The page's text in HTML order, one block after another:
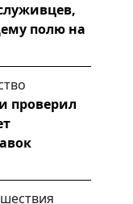
полю на
проверил